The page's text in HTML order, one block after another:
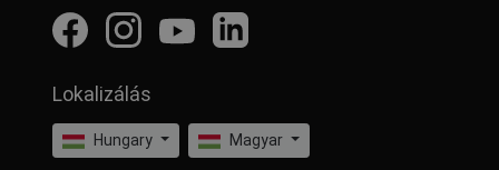
Lokalizálás
Hungary Magyar